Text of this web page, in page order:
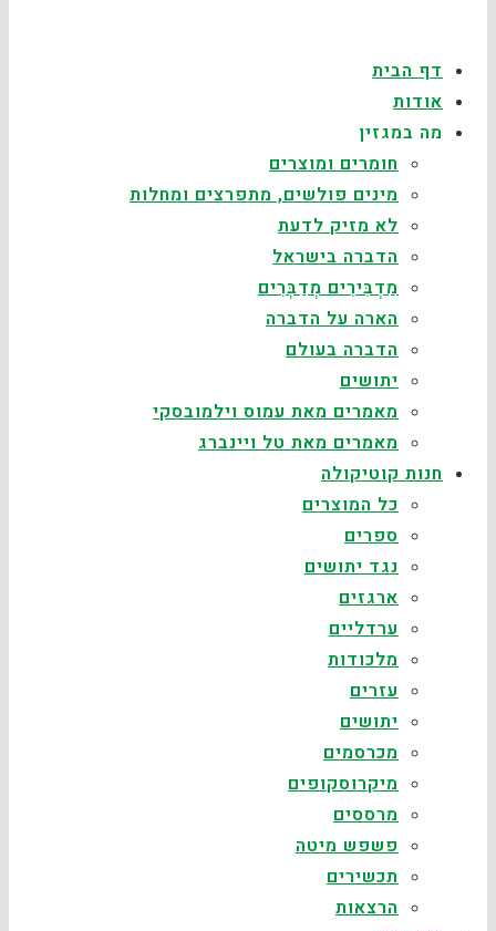
דף הבית
אודות
מה במגזין
חומרים ומוצרים
מינים פולשים, מתפרצים ומחלות
לא מזיק לדעת
הדברה בישראל
מַדְבִּירִים מְדַבְּרִים
הארה על הדברה
הדברה בעולם
יתושים
מאמרים מאת עמוס וילמובסקי
מאמרים מאת טל ויינברג
חנות קוטיקולה
כל המוצרים
ספרים
נגד יתושים
ארגזים
ערדליים
מלכודות
עזרים
יתושים
מכרסמים
מיקרוסקופים
מרססים
פשפש מיטה
תכשירים
הרצאות